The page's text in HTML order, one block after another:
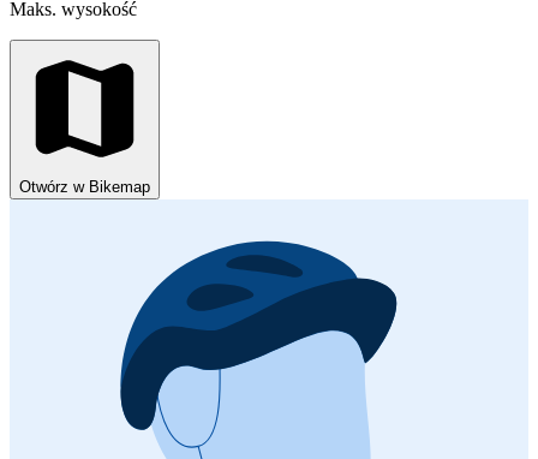
Maks. wysokość
Otwórz w Bikemap